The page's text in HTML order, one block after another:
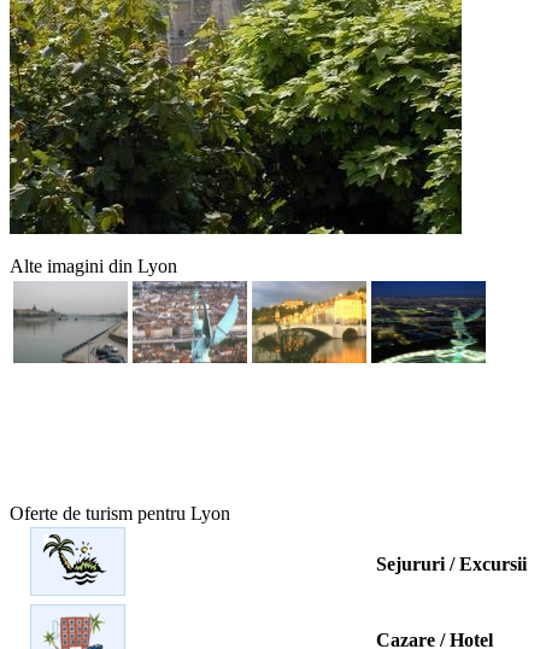
Alte imagini din Lyon
Oferte de turism pentru Lyon
Sejururi / Excursii
Cazare / Hotel